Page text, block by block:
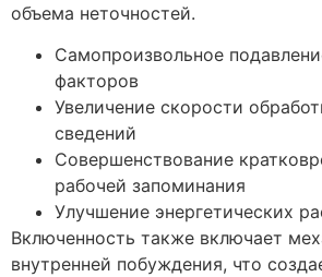
объема неточностей.
Самопроизвольное
факторов
Увеличение скорости
сведений
Совершенствование
рабочей запоминания
Улучшение энергетических
Включенность также включает
внутренней побуждения, что